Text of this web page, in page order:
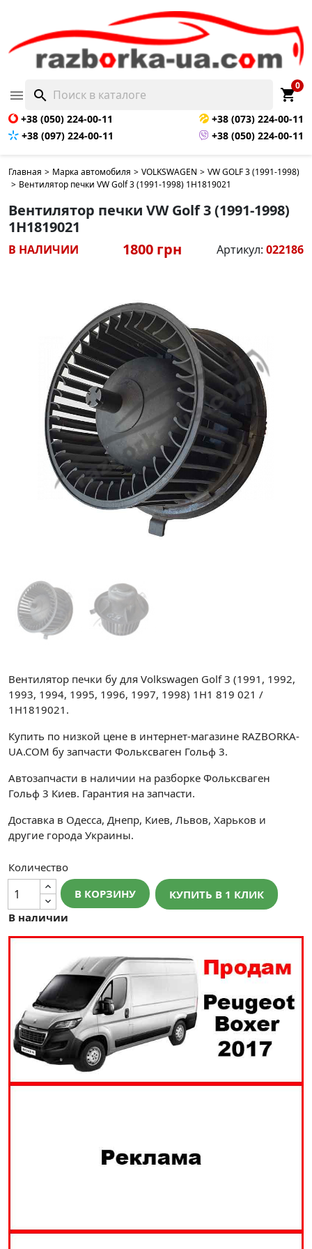
 search shopping_cart
0
+38 (050) 224-00-11
+38 (073) 224-00-11
+38 (097) 224-00-11
+38 (050) 224-00-11
Главная > Марка автомобиля > VOLKSWAGEN > VW GOLF 3 (1991-1998)
> Вентилятор печки VW Golf 3 (1991-1998) 1H1819021
Вентилятор печки VW Golf 3 (1991-1998)
1H1819021
В НАЛИЧИИ 1800 грн Артикул: 022186
Вентилятор печки бу для Volkswagen Golf 3 (1991, 1992,
1993, 1994, 1995, 1996, 1997, 1998) 1H1 819 021 /
1H1819021.
Купить по низкой цене в интернет-магазине RAZBORKA-
UA.COM бу запчасти Фольксваген Гольф 3.
Автозапчасти в наличии на разборке Фольксваген
Гольф 3 Киев. Гарантия на запчасти.
Доставка в Одесса, Днепр, Киев, Львов, Харьков и
другие города Украины.
Количество
В КОРЗИНУ
КУПИТЬ В 1 КЛИК
В наличии